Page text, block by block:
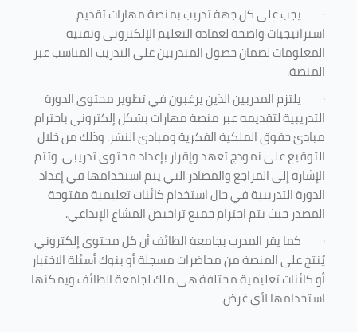
· يجب على كل جهة تدريب بمنصة مهارات تقديم
استراتيجيات واضحة لعمادة التعليم الإلكتروني وتقنية
المعلومات لضمان حصول المتدربين على التدريب المناسب عبر
المنصة.
· يلتزم المدربين الذين يرغبون في تطوير محتوى الدورة
التدريبية لتقديمه عبر منصة مهارات بشكل إلكتروني باحترام
مبادئ حقوق الملكية الفكرية ومبادئ النشر. وذلك من خلال
التوقيع على نموذج تعهد وإقرار بإعداد محتوى تدريبي. وتتم
الإشارة إلى المراجع والمصادر التي يتم استخدامها في إعداد
الدورة التدريبية في حال استخدام كائنات تعليمية مفتوحة
المصدر حيث يتم احترام جميع تراخيص المشاع الإبداعي.
· كما يقر المدرب بجامعة الطائف أن كل محتوى إلكتروني
يُنتج على المنصة من محاضرات مسجلة أو بنوك أسئلة الاختبار
أو كائنات تعليمية مختلفة هي ملك لجامعة الطائف ويمكنها
استخدامها لأي غرض.